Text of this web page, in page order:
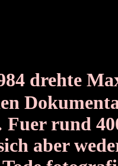
drehte
Fuer rund
aber